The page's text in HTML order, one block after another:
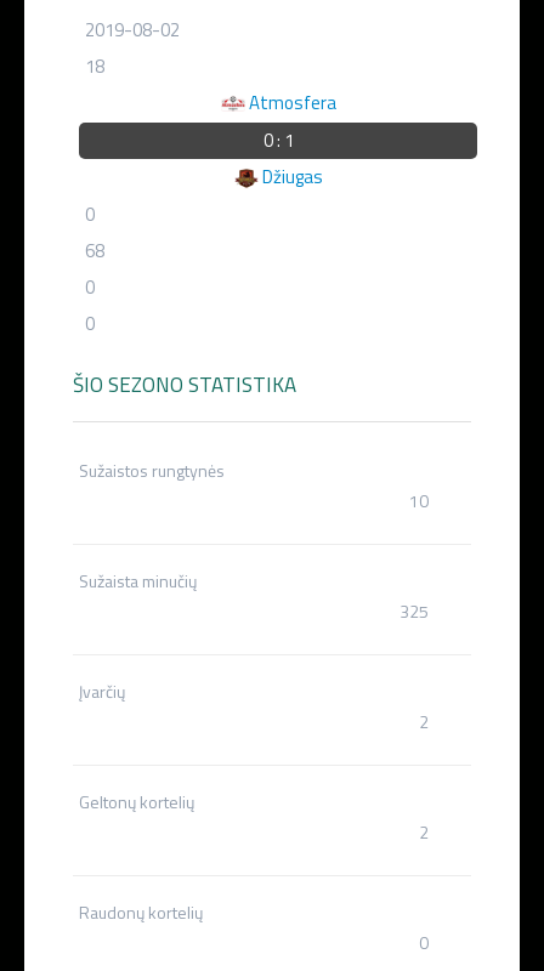
2019-08-02
18
Atmosfera
0 : 1
Džiugas
0
68
0
0
ŠIO SEZONO STATISTIKA
Sužaistos rungtynės
10
Sužaista minučių
325
Įvarčių
2
Geltonų kortelių
2
Raudonų kortelių
0